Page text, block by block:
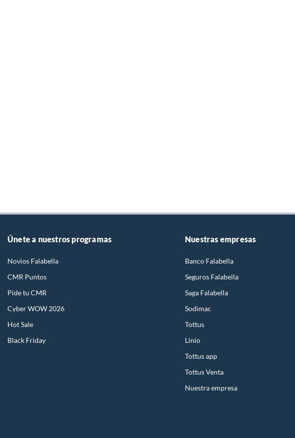
Únete a nuestros programas
Novios Falabella
CMR Puntos
Pide tu CMR
Cyber WOW 2026
Hot Sale
Black Friday
Nuestras empresas
Banco Falabella
Seguros Falabella
Saga Falabella
Sodimac
Tottus
Linio
Tottus app
Tottus Venta
Nuestra empresa